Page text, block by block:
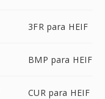
3FR para HEIF
BMP para HEIF
CUR para HEIF